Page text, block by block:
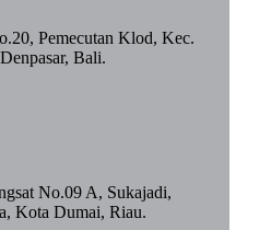
Pemecutan Klod, Kec.
Bali.
No.09 A, Sukajadi,
Kota Dumai, Riau.